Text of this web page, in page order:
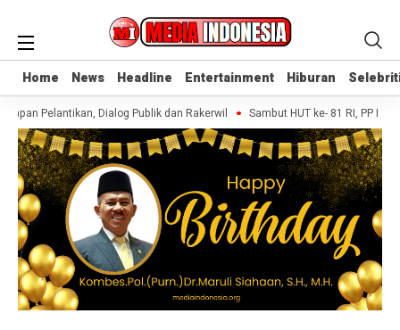
Home News Headline Entertainment Hiburan
Home News Headline Entertainment Hiburan
Pelantikan, Dialog Publik dan Rakerwil Sambut HUT ke- 81 RI, PP IPA